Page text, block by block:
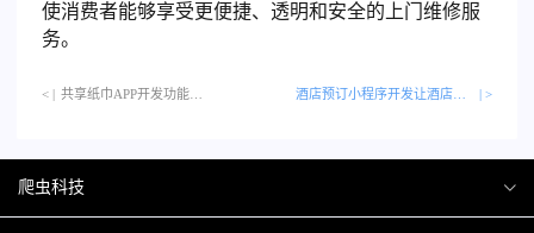
使消费者能够享受更便捷、透明和安全的上门维修服
务。
< | 共享纸巾APP开发功能… | >
爬虫科技